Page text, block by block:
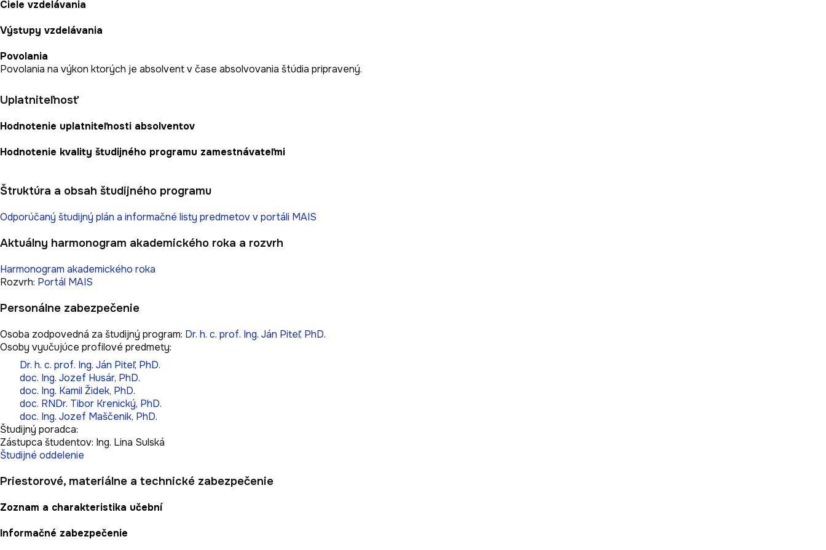
Ciele vzdelávania
Výstupy vzdelávania
Povolania
Povolania na výkon ktorých je absolvent v čase absolvovania štúdia pripravený.
Uplatniteľnosť
Hodnotenie uplatniteľnosti absolventov
Hodnotenie kvality študijného programu zamestnávateľmi
Štruktúra a obsah študijného programu
Odporúčaný študijný plán a informačné listy predmetov v portáli MAIS
Aktuálny harmonogram akademického roka a rozvrh
Harmonogram akademického roka
Rozvrh: Portál MAIS
Personálne zabezpečenie
Osoba zodpovedná za študijný program: Dr. h. c. prof. Ing. Ján Piteľ, PhD.
Osoby vyučujúce profilové predmety:
Dr. h. c. prof. Ing. Ján Piteľ, PhD.
doc. Ing. Jozef Husár, PhD.
doc. Ing. Kamil Židek, PhD.
doc. RNDr. Tibor Krenický, PhD.
doc. Ing. Jozef Maščenik, PhD.
Študijný poradca:
Zástupca študentov: Ing. Lina Sulská
Študijné oddelenie
Priestorové, materiálne a technické zabezpečenie
Zoznam a charakteristika učební
Informačné zabezpečenie